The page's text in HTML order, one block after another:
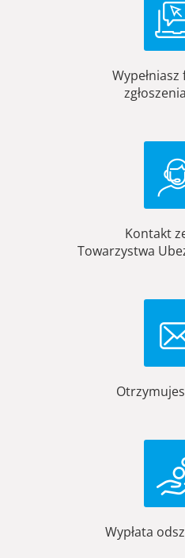
Kontakt
Towarzystwa
Wypłata